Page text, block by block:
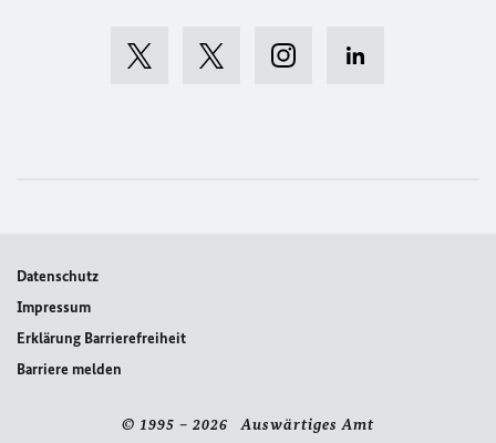
Datenschutz
Impressum
Erklärung Barrierefreiheit
Barriere melden
© 1995 – 2026 Auswärtiges Amt